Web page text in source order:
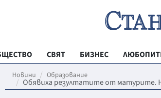
СВЯТ БИЗНЕС
Новини Образование
Обявиха резултатите от матурите.